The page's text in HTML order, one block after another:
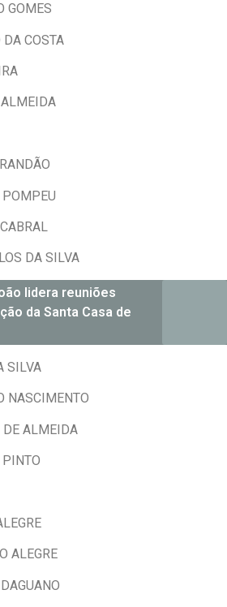
GOMES
COSTA
DA SILVA
lidera reuniões
da Santa Casa de
SILVA
NASCIMENTO
ALMEIDA
PINTO
ALEGRE